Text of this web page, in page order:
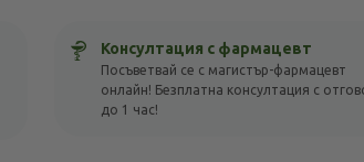
Консултация с фармацевт
Посъветвай се с магистър-фармацевт
онлайн! Безплатна консултация с
до 1 час!